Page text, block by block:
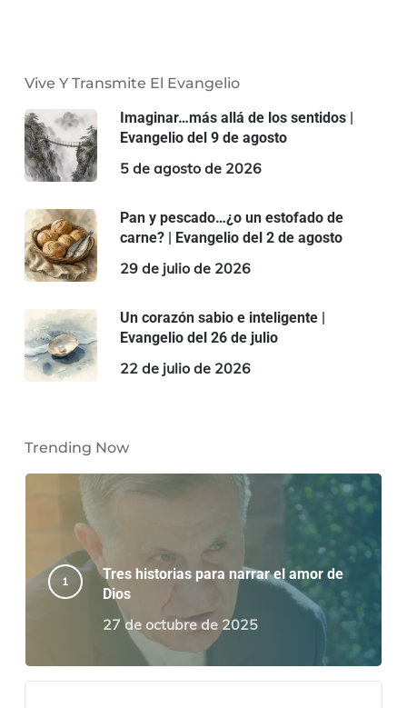
Vive Y Transmite El Evangelio
Imaginar…más allá de los sentidos |
Evangelio del 9 de agosto
5 de agosto de 2026
Pan y pescado…¿o un estofado de
carne? | Evangelio del 2 de agosto
29 de julio de 2026
Un corazón sabio e inteligente |
Evangelio del 26 de julio
22 de julio de 2026
Trending Now
Tres historias para narrar el amor de
Dios
27 de octubre de 2025